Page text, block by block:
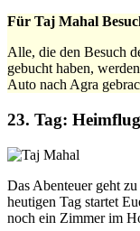
Für Taj Mahal
Alle, die den Besuch
gebucht haben,
Auto nach Agra
23. Tag:
Das Abenteuer geht
heutigen Tag startet
noch ein Zimmer im